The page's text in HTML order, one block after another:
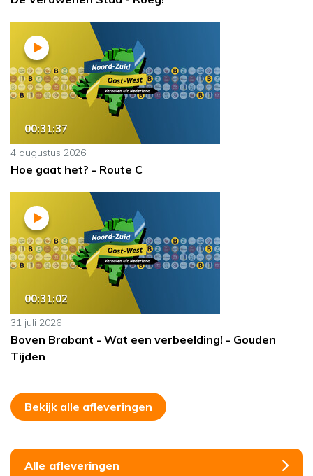
00:31:37
4 augustus 2026
Hoe gaat het? - Route C
00:31:02
31 juli 2026
Boven Brabant - Wat een verbeelding! - Gouden
Tijden
Bekijk alle afleveringen
Alle afleveringen